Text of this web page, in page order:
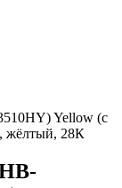
Yellow (с
жёлтый, 28К